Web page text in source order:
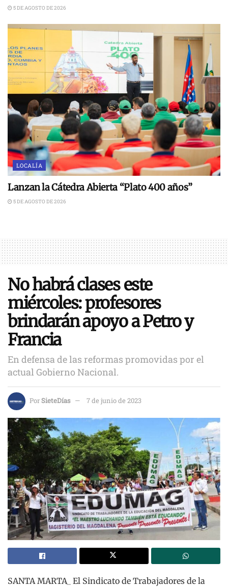
5 DE AGOSTO DE 2026
LOCALÍA
Lanzan la Cátedra Abierta “Plato 400 años”
5 DE AGOSTO DE 2026
No habrá clases este
miércoles: profesores
brindarán apoyo a Petro y
Francia
En defensa de las reformas promovidas por el
actual Gobierno Nacional.
PorSieteDías 7 de junio de 2023
SANTA MARTA_ El Sindicato de Trabajadores de la